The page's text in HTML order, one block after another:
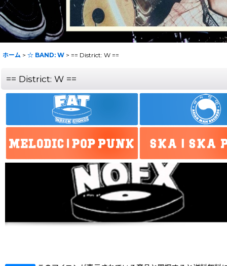
ホーム > ☆ BAND: W > == District: W ==
== District: W ==